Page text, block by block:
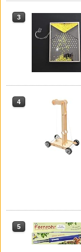
3
4
5
3
4
5